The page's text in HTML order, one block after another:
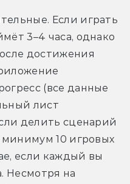
Если играть
3–4 часа, однако
достижения
(все данные
лист
делить сценарий
10 игровых
если каждый вы
Несмотря на